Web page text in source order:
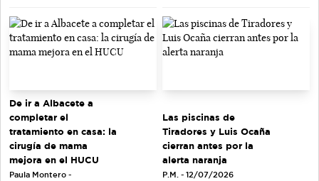
De ir a Albacete a
completar el
tratamiento en casa: la
cirugía de mama
mejora en el HUCU
Paula Montero -
Las piscinas de
Tiradores y Luis Ocaña
cierran antes por la
alerta naranja
P.M. - 12/07/2026